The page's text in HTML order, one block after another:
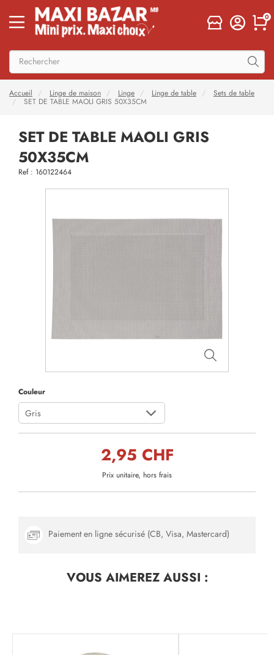
0
Accueil Linge de maison Linge Linge de table
Sets de table
SET DE TABLE MAOLI GRIS 50X35CM
SET DE TABLE MAOLI GRIS
50X35CM
Ref : 160122464
Couleur
Gris
2,95 CHF
Prix unitaire, hors frais
Paiement en ligne sécurisé (CB, Visa, Mastercard)
VOUS AIMEREZAUSSI :